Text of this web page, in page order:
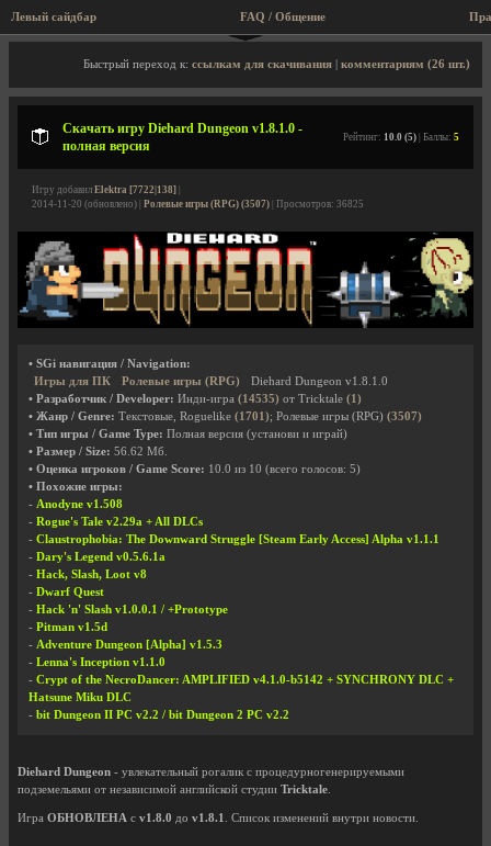
Левый сайдбар FAQ / Общение
Описание игры, скриншоты, видео
Быстрый переход к: ссылкам для скачивания комментариям (26 шт.)
Скачать игру Diehard Dungeon v1.8.1.0 -
полная версия
Рейтинг: 10.0 (5) | Баллы: 5
Игру добавил Elektra [7722|138]
2014-11-20 (обновлено) | Ролевые игры (RPG) (3507) | Просмотров: 36825
• SGi навигация / Navigation:
Игры для ПК
Ролевые игры (RPG)
Diehard Dungeon v1.8.1.0
• Разработчик / Developer: Инди-игра (14535) от Tricktale (1)
• Жанр / Genre: Текстовые, Roguelike (1701); Ролевые игры (RPG) (3507)
• Тип игры / Game Type: Полная версия (установи и играй)
• Размер / Size: 56.62 Мб.
• Оценка игроков / Game Score: 10.0 из 10 (всего голосов: 5)
• Похожие игры:
- Anodyne v1.508
- Rogue's Tale v2.29a + All DLCs
- Claustrophobia: The Downward Struggle [Steam Early Access] Alpha v1.1.1
- Dary's Legend v0.5.6.1a
- Hack, Slash, Loot v8
- Dwarf Quest
- Hack 'n' Slash v1.0.0.1 / +Prototype
- Pitman v1.5d
- Adventure Dungeon [Alpha] v1.5.3
- Lenna's Inception v1.1.0
- Crypt of the NecroDancer: AMPLIFIED v4.1.0-b5142 + SYNCHRONY DLC +
Hatsune Miku DLC
- bit Dungeon II PC v2.2 / bit Dungeon 2 PC v2.2
Diehard Dungeon - увлекательный рогалик с процедурногенерируемыми
подземельями от независимой английской студии Tricktale
Игра ОБНОВЛЕНА с v1.8.0 до v1.8.1 . Список изменений внутри новости.